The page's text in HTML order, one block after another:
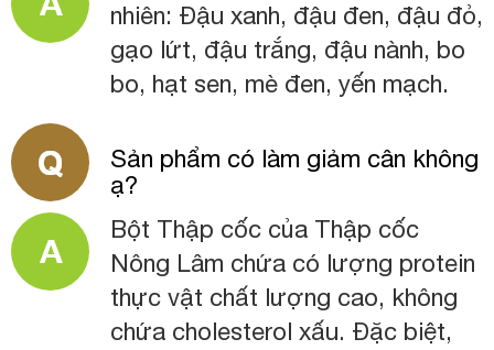
nhiên: Đậu xanh, đậu đen, đậu đỏ,
gạo lứt, đậu trắng, đậu nành, bo
bo, hạt sen, mè đen, yến mạch.
Sản phẩm có làm giảm cân không
ạ?
Bột Thập cốc của Thập cốc
Nông Lâm chứa có lượng protein
thực vật chất lượng cao, không
chứa cholesterol xấu. Đặc biệt,